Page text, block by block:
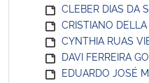
CLEBER DIAS DA
CRISTIANO
CYNTHIA RUAS
DAVI FERREIRA
EDUARDO JOSÉ